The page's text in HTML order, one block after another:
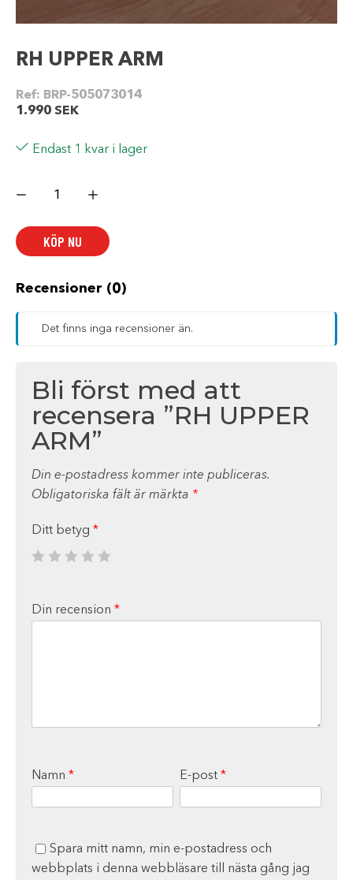
RH UPPER ARM
Ref: BRP-505073014
1.990 SEK
Endast 1 kvar i lager
UPPER
KÖP NU
Recensioner (0)
Det finns inga recensioner än.
Bli först med att
recensera ”RH UPPER
ARM”
Din e-postadress kommer inte publiceras.
Obligatoriska fält är märkta *
Ditt betyg *
Din recension *
Namn * E-post *
Spara mitt namn, min e-postadress och
webbplats i denna webbläsare till nästa gång jag